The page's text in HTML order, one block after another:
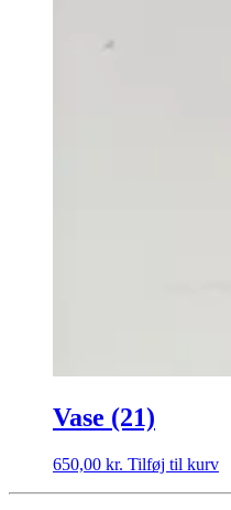
Vase (21)
650,00 kr. Tilføj til kurv